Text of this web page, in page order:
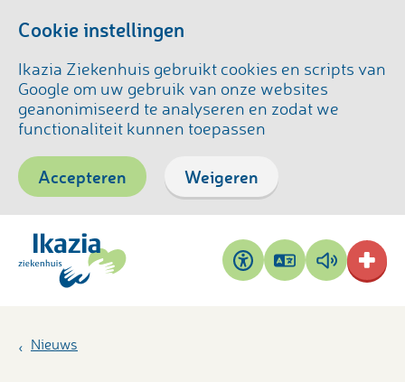
Cookie instellingen
Ikazia Ziekenhuis gebruikt cookies en scripts van
Google om uw gebruik van onze websites
geanonimiseerd te analyseren en zodat we
functionaliteit kunnen toepassen
Accepteren Weigeren
Toegankelijkheid
Pagina
vertalen
Pagina
voorlezen
Nieuws